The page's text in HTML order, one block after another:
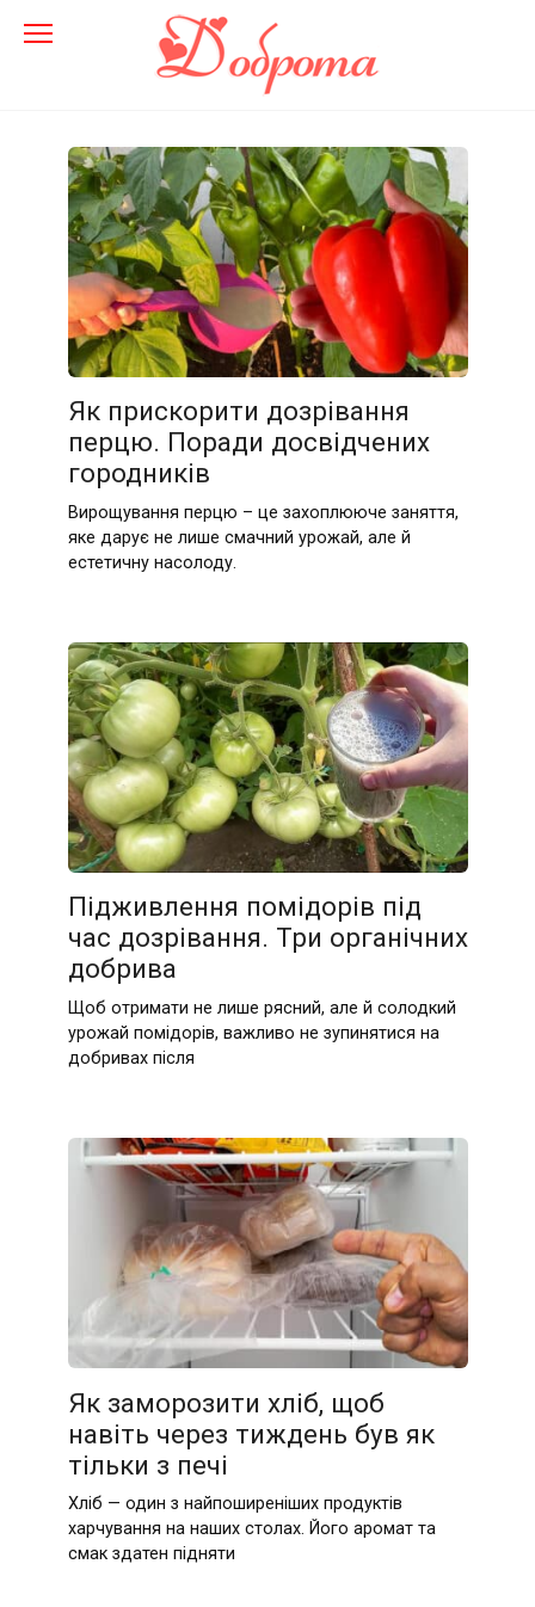
Як прискорити дозрівання
перцю. Поради досвідчених
городників
Вирощування перцю – це захоплююче заняття,
яке дарує не лише смачний урожай, але й
естетичну насолоду.
Підживлення помідорів під
час дозрівання. Три органічних
добрива
Щоб отримати не лише рясний, але й солодкий
урожай помідорів, важливо не зупинятися на
добривах після
Як заморозити хліб, щоб
навіть через тиждень був як
тільки з печі
Хліб — один з найпоширеніших продуктів
харчування на наших столах. Його аромат та
смак здатен підняти